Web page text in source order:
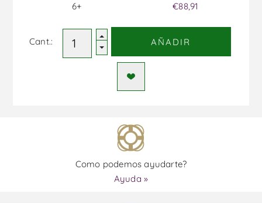
6+
€88,91
Cant.: AÑADIR
Como podemos ayudarte?
Ayuda »